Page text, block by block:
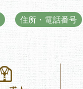
住所・電話番号